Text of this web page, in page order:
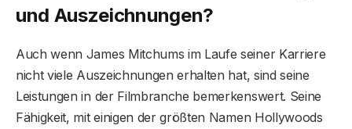
und Auszeichnungen?
Auch wenn James Mitchums im Laufe seiner Karriere
nicht viele Auszeichnungen erhalten hat, sind seine
Leistungen in der Filmbranche bemerkenswert. Seine
Fähigkeit, mit einigen der größten Namen Hollywoods